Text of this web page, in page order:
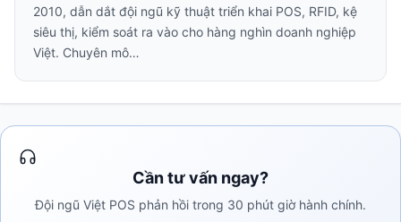
2010, dẫn dắt đội ngũ kỹ thuật triển khai POS, RFID, kệ
siêu thị, kiểm soát ra vào cho hàng nghìn doanh nghiệp
Việt. Chuyên mô…
Cần tư vấn ngay?
Đội ngũ Việt POS phản hồi trong 30 phút giờ hành chính.